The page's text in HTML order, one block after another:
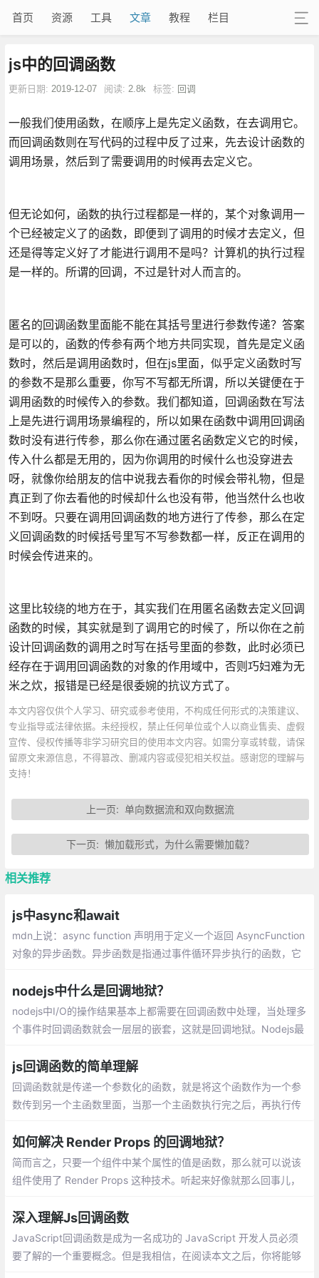
首页 资源 工具 文章 教程 栏目
js中的回调函数
更新日期: 2019-12-07 阅读: 2.8k 标签: 回调
一般我们使用函数，在顺序上是先定义函数，在去调用它。
而回调函数则在写代码的过程中反了过来，先去设计函数的
调用场景，然后到了需要调用的时候再去定义它。
但无论如何，函数的执行过程都是一样的，某个对象调用一
个已经被定义了的函数，即便到了调用的时候才去定义，但
还是得等定义好了才能进行调用不是吗？计算机的执行过程
是一样的。所谓的回调，不过是针对人而言的。
匿名的回调函数里面能不能在其括号里进行参数传递？答案
是可以的，函数的传参有两个地方共同实现，首先是定义函
数时，然后是调用函数时，但在js里面，似乎定义函数时写
的参数不是那么重要，你写不写都无所谓，所以关键便在于
调用函数的时候传入的参数。我们都知道，回调函数在写法
上是先进行调用场景编程的，所以如果在函数中调用回调函
数时没有进行传参，那么你在通过匿名函数定义它的时候，
传入什么都是无用的，因为你调用的时候什么也没穿进去
呀，就像你给朋友的信中说我去看你的时候会带礼物，但是
真正到了你去看他的时候却什么也没有带，他当然什么也收
不到呀。只要在调用回调函数的地方进行了传参，那么在定
义回调函数的时候括号里写不写参数都一样，反正在调用的
时候会传进来的。
这里比较绕的地方在于，其实我们在用匿名函数去定义回调
函数的时候，其实就是到了调用它的时候了，所以你在之前
设计回调函数的调用之时写在括号里面的参数，此时必须已
经存在于调用回调函数的对象的作用域中，否则巧妇难为无
米之炊，报错是已经是很委婉的抗议方式了。
本文内容仅供个人学习、研究或参考使用，不构成任何形式的决策建议、
专业指导或法律依据。未经授权，禁止任何单位或个人以商业售卖、虚假
宣传、侵权传播等非学习研究目的使用本文内容。如需分享或转载，请保
留原文来源信息，不得篡改、删减内容或侵犯相关权益。感谢您的理解与
支持！
上一页: 单向数据流和双向数据流
下一页: 懒加载形式，为什么需要懒加载？
相关推荐
js中async和await
mdn上说：async function 声明用于定义一个返回 AsyncFunction
对象的异步函数。异步函数是指通过事件循环异步执行的函数，它
nodejs中什么是回调地狱？
nodejs中I/O的操作结果基本上都需要在回调函数中处理，当处理多
个事件时回调函数就会一层层的嵌套，这就是回调地狱。Nodejs最
js回调函数的简单理解
回调函数就是传递一个参数化的函数，就是将这个函数作为一个参
数传到另一个主函数里面，当那一个主函数执行完之后，再执行传
数
如何解决 Render Props 的回调地狱？
简而言之，只要一个组件中某个属性的值是函数，那么就可以说该
组件使用了 Render Props 这种技术。听起来好像就那么回事儿，
深入理解Js回调函数
JavaScript回调函数是成为一名成功的 JavaScript 开发人员必须
要了解的一个重要概念。但是我相信，在阅读本文之后，你将能够